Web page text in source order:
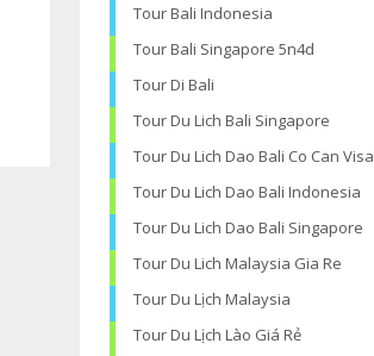
Tour Bali Indonesia
Tour Bali Singapore 5n4d
Tour Di Bali
Tour Du Lich Bali Singapore
Tour Du Lich Dao Bali Co Can Visa
Tour Du Lich Dao Bali Indonesia
Tour Du Lich Dao Bali Singapore
Tour Du Lich Malaysia Gia Re
Tour Du Lịch Malaysia
Tour Du Lịch Lào Giá Rẻ